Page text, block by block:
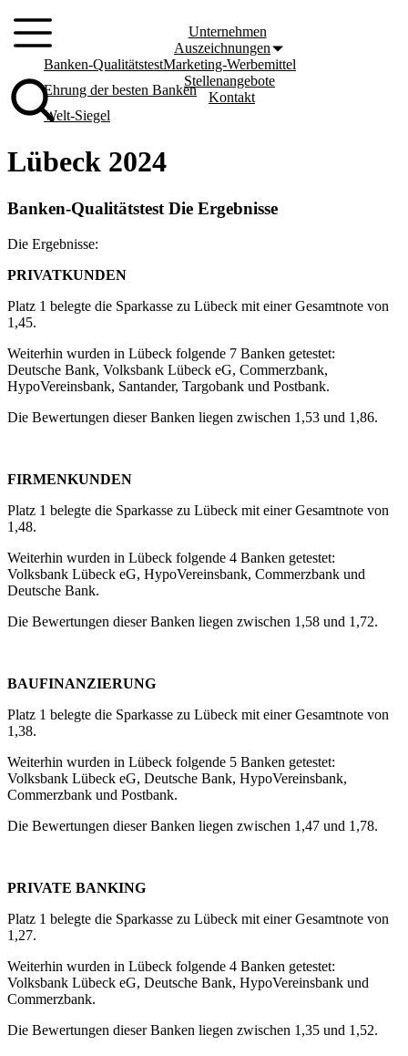
Inhalt
springen
Unternehmen
Auszeichnungen
Banken-Qualitätstest
Ehrung der besten Banken
Welt-Siegel
Marketing-Werbemittel
Stellenangebote
Kontakt
Lübeck 2024
Banken-Qualitätstest Die Ergebnisse
Die Ergebnisse:
PRIVATKUNDEN
Platz 1 belegte die Sparkasse zu Lübeck mit einer Gesamtnote von
1,45.
Weiterhin wurden in Lübeck folgende 7 Banken getestet:
Deutsche Bank, Volksbank Lübeck eG, Commerzbank,
HypoVereinsbank, Santander, Targobank und Postbank.
Die Bewertungen dieser Banken liegen zwischen 1,53 und 1,86.
FIRMENKUNDEN
Platz 1 belegte die Sparkasse zu Lübeck mit einer Gesamtnote von
1,48.
Weiterhin wurden in Lübeck folgende 4 Banken getestet:
Volksbank Lübeck eG, HypoVereinsbank, Commerzbank und
Deutsche Bank.
Die Bewertungen dieser Banken liegen zwischen 1,58 und 1,72.
BAUFINANZIERUNG
Platz 1 belegte die Sparkasse zu Lübeck mit einer Gesamtnote von
1,38.
Weiterhin wurden in Lübeck folgende 5 Banken getestet:
Volksbank Lübeck eG, Deutsche Bank, HypoVereinsbank,
Commerzbank und Postbank.
Die Bewertungen dieser Banken liegen zwischen 1,47 und 1,78.
PRIVATE BANKING
Platz 1 belegte die Sparkasse zu Lübeck mit einer Gesamtnote von
1,27.
Weiterhin wurden in Lübeck folgende 4 Banken getestet:
Volksbank Lübeck eG, Deutsche Bank, HypoVereinsbank und
Commerzbank.
Die Bewertungen dieser Banken liegen zwischen 1,35 und 1,52.